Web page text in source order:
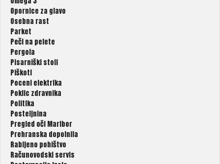
Opornice za glavo
Osebna rast
Parket
Peči na pelete
Pergola
Pisarniški stoli
Piškoti
Poceni elektrika
Poklic zdravnika
Politika
Posteljnina
Pregled oči Maribor
Prehranska dopolnila
Rabljeno pohištvo
Računovodski servis